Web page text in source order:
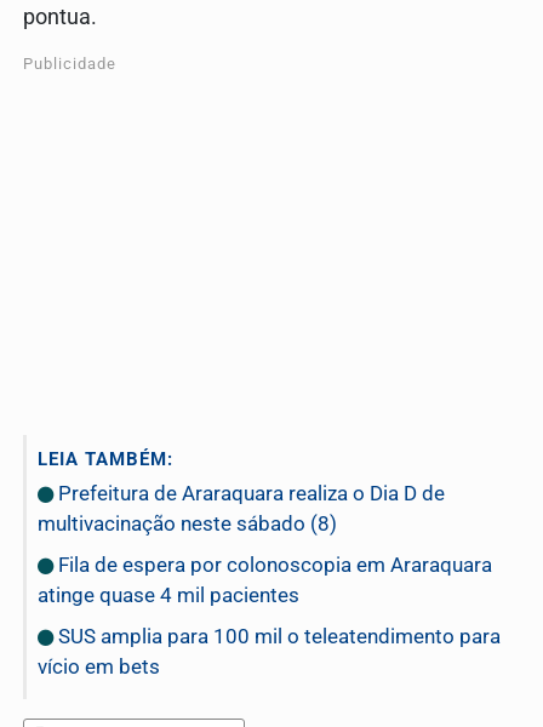
pontua.
Publicidade
LEIA TAMBÉM:
Prefeitura de Araraquara realiza o Dia D de
multivacinação neste sábado (8)
Fila de espera por colonoscopia em Araraquara
atinge quase 4 mil pacientes
SUS amplia para 100 mil o teleatendimento para
vício em bets